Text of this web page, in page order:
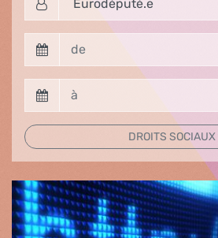
DROITS SOCIAUX